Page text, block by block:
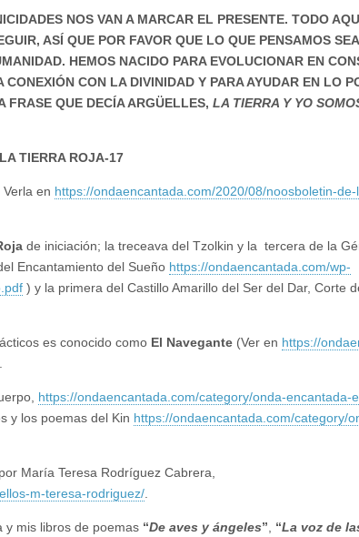
NOS VAN A MARCAR EL PRESENTE. TODO
ASÍ QUE POR FAVOR QUE LO QUE PENSAMOS
HEMOS NACIDO PARA EVOLUCIONAR EN
CON LA DIVINIDAD Y PARA AYUDAR EN LO
FRASE QUE DECÍA ARGÜELLES, LA TIERRA Y YO
TIERRA ROJA-17
en https://ondaencantada.com/2020/08/noosboletin-
de iniciación; la treceava del Tzolkin y la tercera de la
Encantamiento del Sueño https://ondaencantada.com/wp-
) y la primera del Castillo Amarillo del Ser del Dar, Corte
es conocido como El Navegante (Ver en https://
https://ondaencantada.com/category/onda-encantada-
y los poemas del Kin https://ondaencantada.com/category/
María Teresa Rodríguez Cabrera,
m-teresa-rodriguez/
y mis libros de poemas “De aves y ángeles” “La voz de